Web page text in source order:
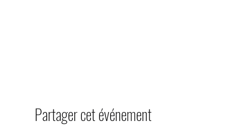
Partager cet événement